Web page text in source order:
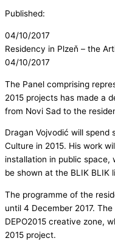
Published:
04/10/2017
Residency in Plzeň – the
04/10/2017
The Panel comprising
2015 projects has made a
from Novi Sad to the
Dragan Vojvodić will spend
Culture in 2015. His work
installation in public
be shown at the BLIK BLIK
The programme of the
until 4 December 2017.
DEPO2015 creative zone,
2015 project.